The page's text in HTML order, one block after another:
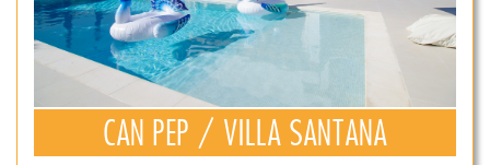
CAN PEP / VILLA SANTANA